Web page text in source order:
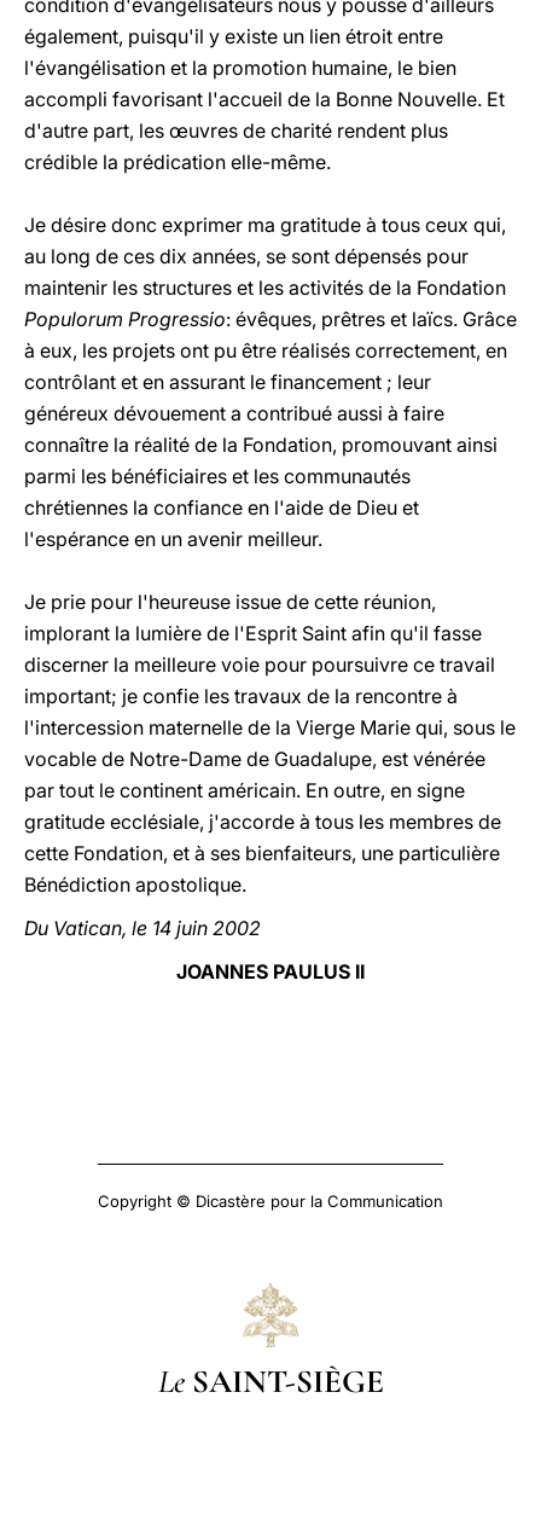
condition d'évangélisateurs nous y pousse d'ailleurs
également, puisqu'il y existe un lien étroit entre
l'évangélisation et la promotion humaine, le bien
accompli favorisant l'accueil de la Bonne Nouvelle. Et
d'autre part, les œuvres de charité rendent plus
crédible la prédication elle-même.
Je désire donc exprimer ma gratitude à tous ceux qui,
au long de ces dix années, se sont dépensés pour
maintenir les structures et les activités de la Fondation
Populorum Progressio: évêques, prêtres et laïcs. Grâce
à eux, les projets ont pu être réalisés correctement, en
contrôlant et en assurant le financement ; leur
généreux dévouement a contribué aussi à faire
connaître la réalité de la Fondation, promouvant ainsi
parmi les bénéficiaires et les communautés
chrétiennes la confiance en l'aide de Dieu et
l'espérance en un avenir meilleur.
Je prie pour l'heureuse issue de cette réunion,
implorant la lumière de l'Esprit Saint afin qu'il fasse
discerner la meilleure voie pour poursuivre ce travail
important; je confie les travaux de la rencontre à
l'intercession maternelle de la Vierge Marie qui, sous le
vocable de Notre-Dame de Guadalupe, est vénérée
par tout le continent américain. En outre, en signe
gratitude ecclésiale, j'accorde à tous les membres de
cette Fondation, et à ses bienfaiteurs, une particulière
Bénédiction apostolique.
Du Vatican, le 14 juin 2002
JOANNES PAULUS II
Copyright © Dicastère pour la Communication
Le SAINT-SIÈGE